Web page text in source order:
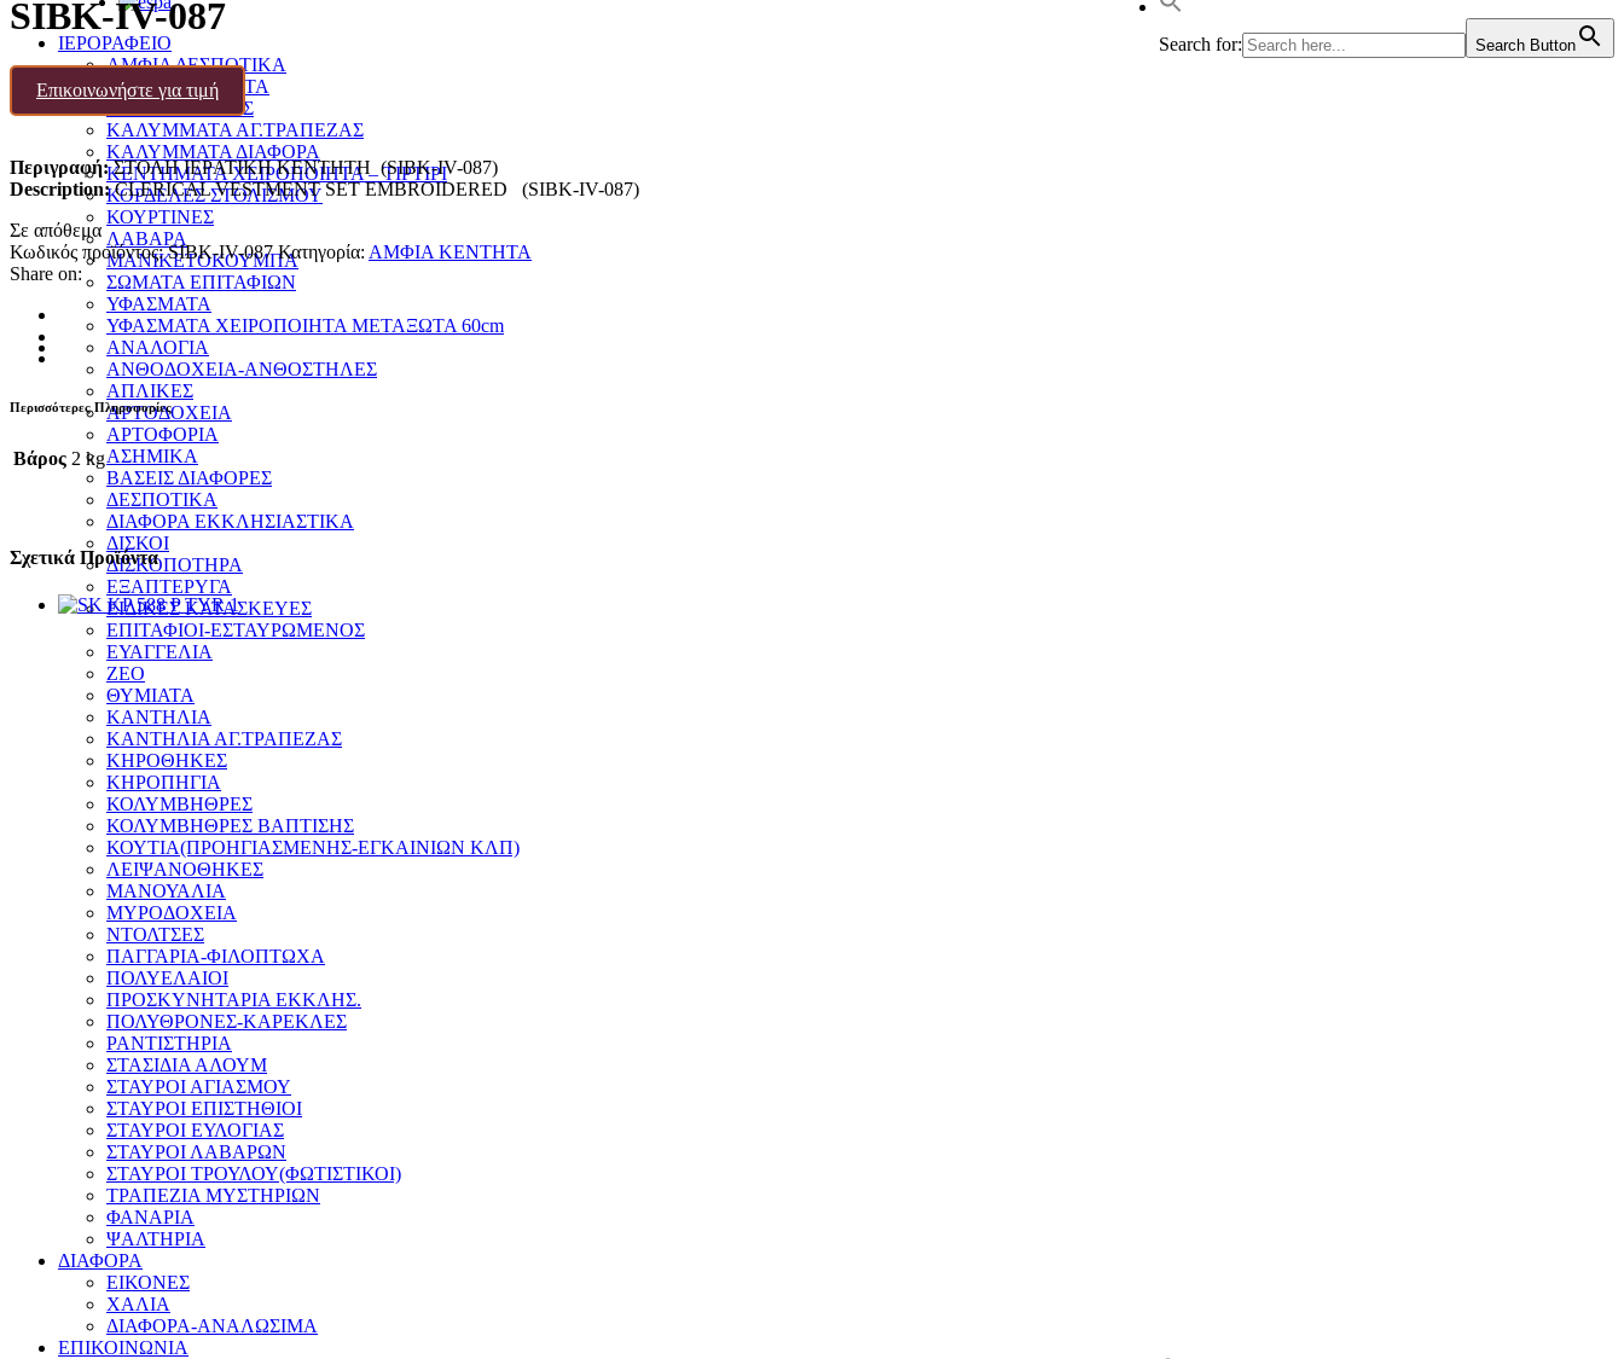
Search for: Search Button
ΙΕΡΟΡΑΦΕΙΟ
ΑΜΦΙΑ ΔΕΣΠΟΤΙΚΑ
ΑΜΦΙΑ ΚΕΝΤΗΤΑ
ΑΜΦΙΑ-ΣΤΟΦΕΣ
ΚΑΛΥΜΜΑΤΑ ΑΓ.ΤΡΑΠΕΖΑΣ
ΚΑΛΥΜΜΑΤΑ ΔΙΑΦΟΡΑ
ΚΕΝΤΗΜΑΤΑ ΧΕΙΡΟΠΟΙΗΤΑ – ΤΙΡΤΙΡΙ
ΚΟΡΔΕΛΕΣ ΣΤΟΛΙΣΜΟΥ
ΚΟΥΡΤΙΝΕΣ
ΛΑΒΑΡΑ
ΜΑΝΙΚΕΤΟΚΟΥΜΠΑ
ΣΩΜΑΤΑ ΕΠΙΤΑΦΙΩΝ
ΥΦΑΣΜΑΤΑ
ΥΦΑΣΜΑΤΑ ΧΕΙΡΟΠΟΙΗΤΑ ΜΕΤΑΞΩΤΑ 60cm
ΑΝΑΛΟΓΙΑ
ΑΝΘΟΔΟΧΕΙΑ-ΑΝΘΟΣΤΗΛΕΣ
ΑΠΛΙΚΕΣ
ΑΡΤΟΔΟΧΕΙΑ
ΑΡΤΟΦΟΡΙΑ
ΑΣΗΜΙΚΑ
ΒΑΣΕΙΣ ΔΙΑΦΟΡΕΣ
ΔΕΣΠΟΤΙΚΑ
ΔΙΑΦΟΡΑ ΕΚΚΛΗΣΙΑΣΤΙΚΑ
ΔΙΣΚΟΙ
ΔΙΣΚΟΠΟΤΗΡΑ
ΕΞΑΠΤΕΡΥΓΑ
ΕΙΔΙΚΕΣ ΚΑΤΑΣΚΕΥΕΣ
ΕΠΙΤΑΦΙΟΙ-ΕΣΤΑΥΡΩΜΕΝΟΣ
ΕΥΑΓΓΕΛΙΑ
ΖΕΟ
ΘΥΜΙΑΤΑ
ΚΑΝΤΗΛΙΑ
ΚΑΝΤΗΛΙΑ ΑΓ.ΤΡΑΠΕΖΑΣ
ΚΗΡΟΘΗΚΕΣ
ΚΗΡΟΠΗΓΙΑ
ΚΟΛΥΜΒΗΘΡΕΣ
ΚΟΛΥΜΒΗΘΡΕΣ ΒΑΠΤΙΣΗΣ
ΚΟΥΤΙΑ(ΠΡΟΗΓΙΑΣΜΕΝΗΣ-ΕΓΚΑΙΝΙΩΝ ΚΛΠ)
ΛΕΙΨΑΝΟΘΗΚΕΣ
ΜΑΝΟΥΑΛΙΑ
ΜΥΡΟΔΟΧΕΙΑ
ΝΤΟΛΤΣΕΣ
ΠΑΓΓΑΡΙΑ-ΦΙΛΟΠΤΩΧΑ
ΠΟΛΥΕΛΑΙΟΙ
ΠΡΟΣΚΥΝΗΤΑΡΙΑ ΕΚΚΛΗΣ.
ΠΟΛΥΘΡΟΝΕΣ-ΚΑΡΕΚΛΕΣ
ΡΑΝΤΙΣΤΗΡΙΑ
ΣΤΑΣΙΔΙΑ ΑΛΟΥΜ
ΣΤΑΥΡΟΙ ΑΓΙΑΣΜΟΥ
ΣΤΑΥΡΟΙ ΕΠΙΣΤΗΘΙΟΙ
ΣΤΑΥΡΟΙ ΕΥΛΟΓΙΑΣ
ΣΤΑΥΡΟΙ ΛΑΒΑΡΩΝ
ΣΤΑΥΡΟΙ ΤΡΟΥΛΟΥ(ΦΩΤΙΣΤΙΚΟΙ)
ΤΡΑΠΕΖΙΑ ΜΥΣΤΗΡΙΩΝ
ΦΑΝΑΡΙΑ
ΨΑΛΤΗΡΙΑ
ΔΙΑΦΟΡΑ
ΕΙΚΟΝΕΣ
ΧΑΛΙΑ
ΔΙΑΦΟΡΑ-ΑΝΑΛΩΣΙΜΑ
ΕΠΙΚΟΙΝΩΝΙΑ
SIBK-IV-087
Επικοινωνήστε για τιμή
Περιγραφή:ΣΤΟΛΗ ΙΕΡATIKH ΚΕΝΤΗΤΗ (SIBK-IV-087)
Description:CLERICAL VESTMENT SET EMBROIDERED (SIBK-IV-087)
Σε απόθεμα
Κωδικός προϊόντος:SIBK-IV-087 Κατηγορία: ΑΜΦΙΑ ΚΕΝΤΗΤΑ
Share on:
Περισσότερες Πληροφορίες
Βάρος 2 kg
Σχετικά Προϊόντα